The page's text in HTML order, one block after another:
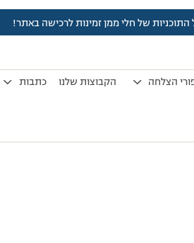
של חלי ממן זמינות לרכישה באתר!
הצלחה הקבוצות שלנו כתבות